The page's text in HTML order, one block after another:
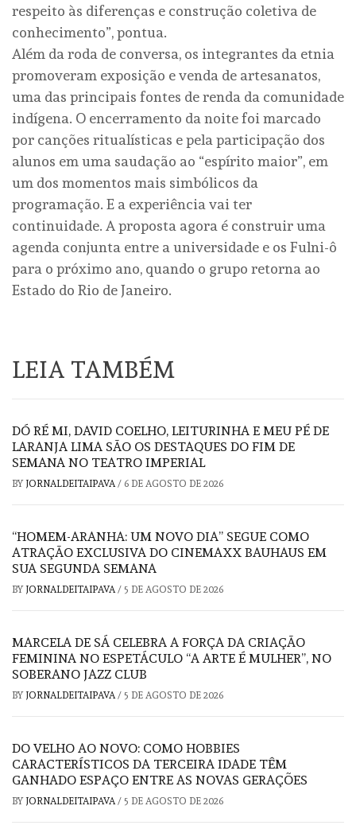
respeito às diferenças e construção coletiva de
conhecimento”, pontua.
Além da roda de conversa, os integrantes da etnia
promoveram exposição e venda de artesanatos,
uma das principais fontes de renda da comunidade
indígena. O encerramento da noite foi marcado
por canções ritualísticas e pela participação dos
alunos em uma saudação ao “espírito maior”, em
um dos momentos mais simbólicos da
programação. E a experiência vai ter
continuidade. A proposta agora é construir uma
agenda conjunta entre a universidade e os Fulni-ô
para o próximo ano, quando o grupo retorna ao
Estado do Rio de Janeiro.
LEIA TAMBÉM
DÓ RÉ MI, DAVID COELHO, LEITURINHA E MEU PÉ DE
LARANJA LIMA SÃO OS DESTAQUES DO FIM DE
SEMANA NO TEATRO IMPERIAL
BY JORNALDEITAIPAVA/ 6 DE AGOSTO DE 2026
“HOMEM-ARANHA: UM NOVO DIA” SEGUE COMO
ATRAÇÃO EXCLUSIVA DO CINEMAXX BAUHAUS EM
SUA SEGUNDA SEMANA
BY JORNALDEITAIPAVA/ 5 DE AGOSTO DE 2026
MARCELA DE SÁ CELEBRA A FORÇA DA CRIAÇÃO
FEMININA NO ESPETÁCULO “A ARTE É MULHER”, NO
SOBERANO JAZZ CLUB
BY JORNALDEITAIPAVA/ 5 DE AGOSTO DE 2026
DO VELHO AO NOVO: COMO HOBBIES
CARACTERÍSTICOS DA TERCEIRA IDADE TÊM
GANHADO ESPAÇO ENTRE AS NOVAS GERAÇÕES
BY JORNALDEITAIPAVA/ 5 DE AGOSTO DE 2026